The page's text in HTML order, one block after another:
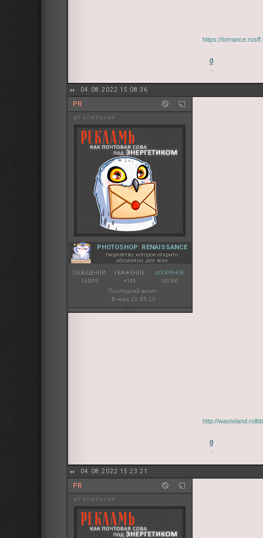
https://
0
04.08.2022 15:08:36
PR
pr компания
PHOTOSHOP: RENAISSANCE
творчество, которое открыто
абсолютно для всех
СООБЩЕНИЙ:
134393
УВАЖЕНИЕ:
+109
ФЛОРИНОВ:
100500
Последний визит:
Вчера 21:55:10
http://
0
04.08.2022 15:23:21
PR
pr компания